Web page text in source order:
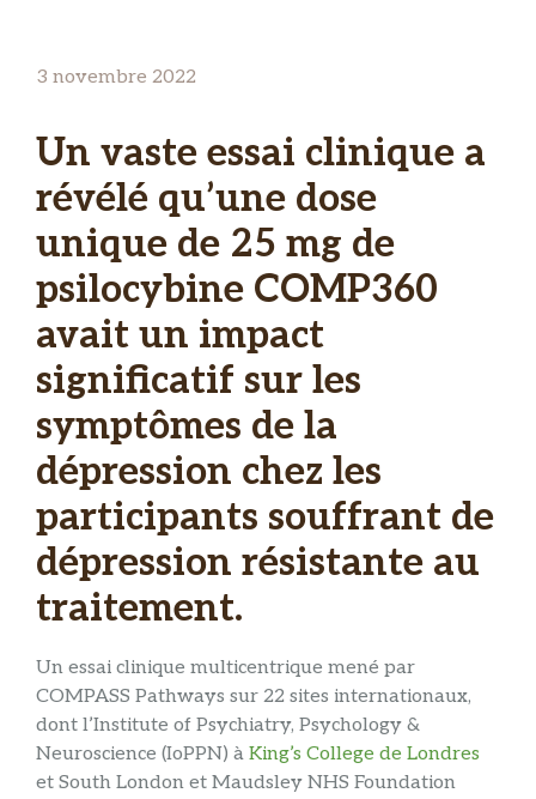
3 novembre 2022
Un vaste essai clinique a
révélé qu’une dose
unique de 25 mg de
psilocybine COMP360
avait un impact
significatif sur les
symptômes de la
dépression chez les
participants souffrant de
dépression résistante au
traitement.
Un essai clinique multicentrique mené par
COMPASS Pathways sur 22 sites internationaux,
dont l’Institute of Psychiatry, Psychology &
Neuroscience (IoPPN) à King’s College de Londres
et South London et Maudsley NHS Foundation